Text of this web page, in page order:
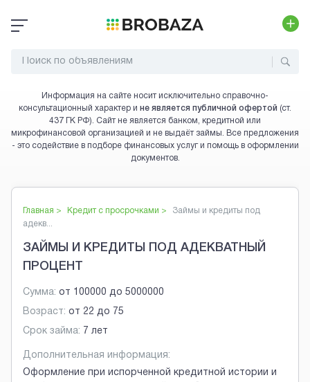
Информация на сайте носит исключительно справочно-
консультационный характер и не является публичной офертой (ст.
437 ГК РФ). Сайт не является банком, кредитной или
микрофинансовой организацией и не выдаёт займы. Все предложения
- это содействие в подборе финансовых услуг и помощь в оформлении
документов.
Главная > Кредит с просрочками >
Займы и кредиты под
адекв...
ЗАЙМЫ И КРЕДИТЫ ПОД АДЕКВАТНЫЙ
ПРОЦЕНТ
Сумма: от 100000 до 5000000
Возраст: от 22 до 75
Срок займа: 7 лет
Дополнительная информация:
Оформление при испорченной кредитной истории и